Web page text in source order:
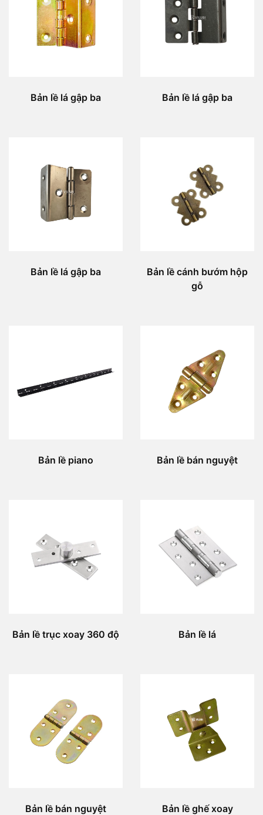
Bản lề lá gập ba Bản lề lá gập ba
Bản lề lá gập ba
Bản lề cánh bướm hộp
gỗ
Bản lề piano Bản lề bán nguyệt
Bản lề trục xoay 360 độ Bản lề lá
Bản lề bán nguyệt Bản lề ghế xoay